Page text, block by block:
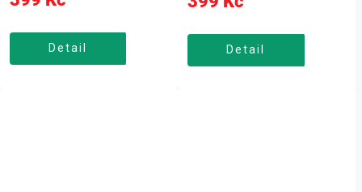
Detail
čištění,ortodontický – rovnátka
a můstky,jazyk – proti
bakteriím,prohlubně – citlivá
Detail
rovnátka a můstky,prohlubní
pro citlivá místa, účinný při
nízkém tlaku,jazykový pro